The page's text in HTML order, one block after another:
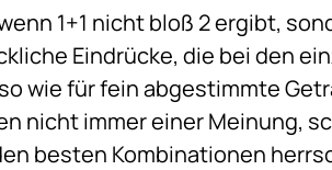
1+1 nicht bloß 2 ergibt,
Eindrücke, die bei den
wie für fein abgestimmte
nicht immer einer Meinung,
besten Kombinationen